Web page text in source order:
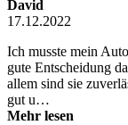
David
17.12.2022
Ich musste mein
gute Entscheidung
allem sind sie
gut u…
Mehr lesen